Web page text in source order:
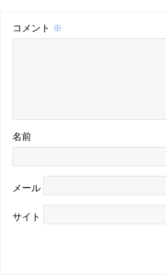
コメント ※
名前
メール
サイト